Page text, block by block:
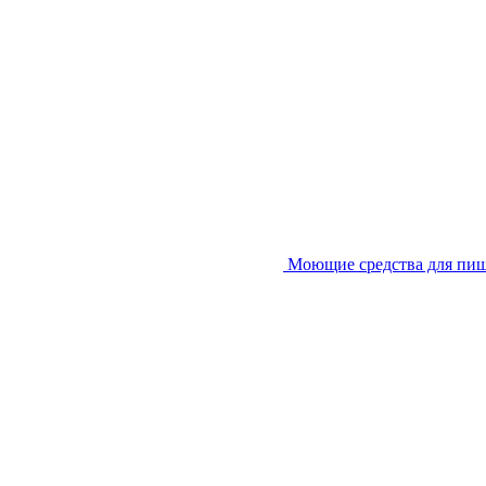
Моющие средства для